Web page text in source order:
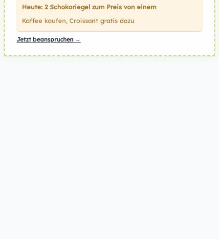
Heute: 2 Schokoriegel zum Preis von einem
Kaffee kaufen, Croissant gratis dazu
Jetzt beanspruchen →